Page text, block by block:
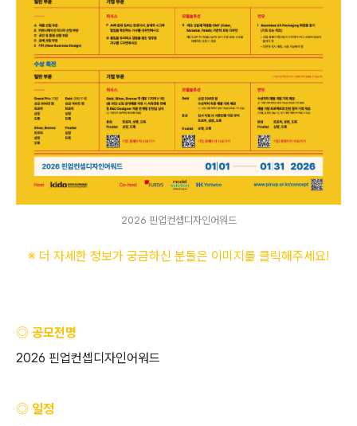
2026 핀업컨셉디자인어워드
※ 더 자세한 정보가 궁금하신 분들은 이미지를 클릭해주세요!
◎ 공모전명
2026 핀업컨셉디자인어워드
◎ 일정